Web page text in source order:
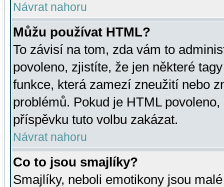
Návrat nahoru
Můžu používat HTML?
To závisí na tom, zda vám to
povoleno, zjistíte, že jen některé
funkce, která zamezí zneužití nebo
problémů. Pokud je HTML
příspěvku tuto volbu zakázat.
Návrat nahoru
Co to jsou smajlíky?
Smajlíky, neboli emotikony jsou